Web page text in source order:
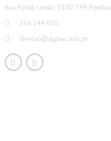
Rua Pinhal Leitão, 3100-399 Pombal
236 244 050
direcao@agpais.edu.pt